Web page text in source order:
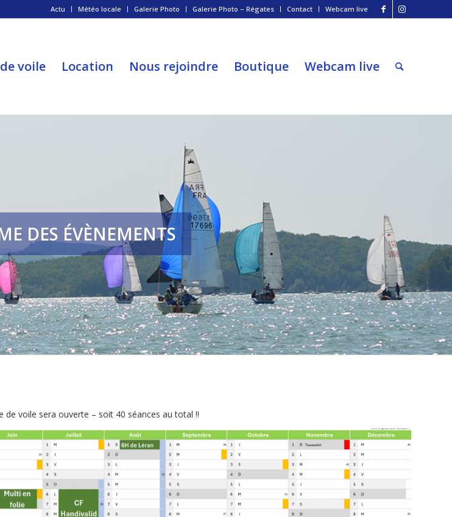
Actu Météo locale Galerie Photo Galerie Photo – Régates Contact Webcam live
voile Location Nous rejoindre Boutique Webcam live
DES ÉVÈNEMENTS
de voile sera ouverte – soit 40 séances au total !!